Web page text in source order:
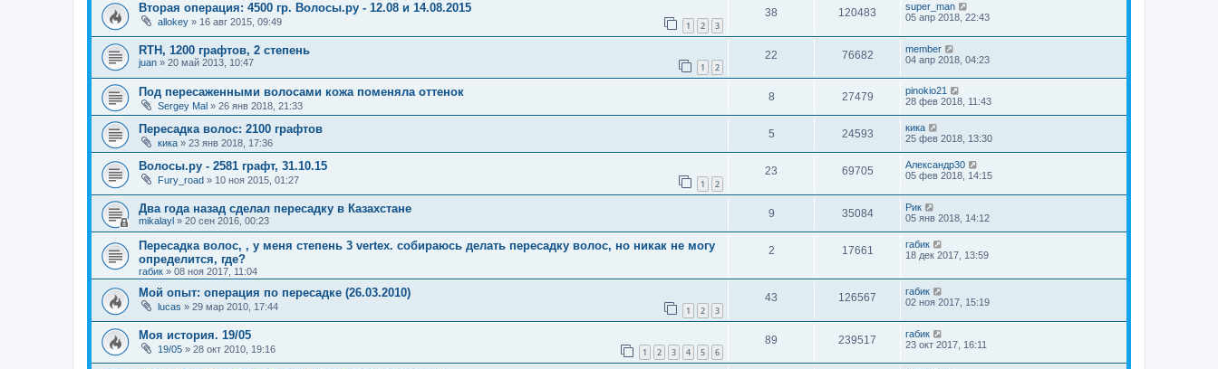
Вторая операция: 4500 гр. Волосы.ру - 12.08 и 14.08.2015
allokey » 16 авг 2015, 09:49 1 2 3
38 120483
super_man
05 апр 2018, 22:43
RTH, 1200 графтов, 2 степень
juan » 20 май 2013, 10:47 1 2
22 76682
member
04 апр 2018, 04:23
Под пересаженными волосами кожа поменяла оттенок
Sergey Mal » 26 янв 2018, 21:33
8 27479
pinokio21
28 фев 2018, 11:43
Пересадка волос: 2100 графтов
кика » 23 янв 2018, 17:36
5 24593
кика
25 фев 2018, 13:30
Волосы.ру - 2581 графт, 31.10.15
Fury_road » 10 ноя 2015, 01:27 1 2
23 69705
Александр30
05 фев 2018, 14:15
Два года назад сделал пересадку в Казахстане
mikalayl » 20 сен 2016, 00:23
9 35084
Рик
05 янв 2018, 14:12
Пересадка волос, , у меня степень 3 vertex. собираюсь делать пересадку волос, но никак не могу
определится, где?
габик » 08 ноя 2017, 11:04
2 17661
габик
18 дек 2017, 13:59
Мой опыт: операция по пересадке (26.03.2010)
lucas » 29 мар 2010, 17:44 1 2 3
43 126567
габик
02 ноя 2017, 15:19
Моя история. 19/05
19/05 » 28 окт 2010, 19:16 1 2 3 4 5 6
89 239517
габик
23 окт 2017, 16:11